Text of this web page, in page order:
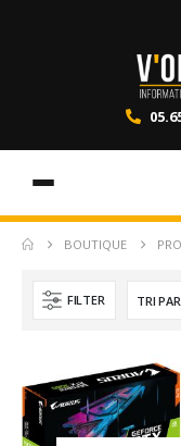
BOUTIQUE
FILTER